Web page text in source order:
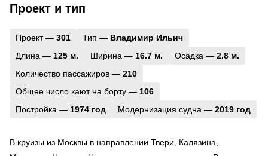
Проект и тип
Проект — 301 Тип — Владимир Ильич
Длина — 125 м. Ширина — 16.7 м. Осадка — 2.8 м.
Количество пассажиров — 210
Общее число кают на борту — 106
Постройка — 1974 год Модернизация судна — 2019 год
В круизы из Москвы в направлении Твери, Калязина,